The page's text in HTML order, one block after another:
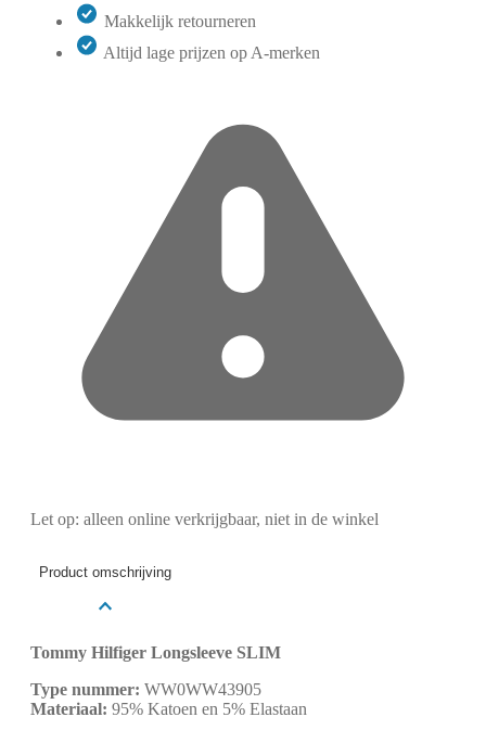
Makkelijk retourneren
Altijd lage prijzen op A-merken
Let op: alleen online verkrijgbaar, niet in de winkel
Product omschrijving
Tommy Hilfiger Longsleeve SLIM
Type nummer: WW0WW43905
Materiaal: 95% Katoen en 5% Elastaan